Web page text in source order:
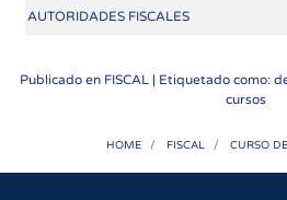
AUTORIDADES FISCALES
Publicado en FISCAL| Etiquetado como:
cursos
HOME FISCAL CURSO